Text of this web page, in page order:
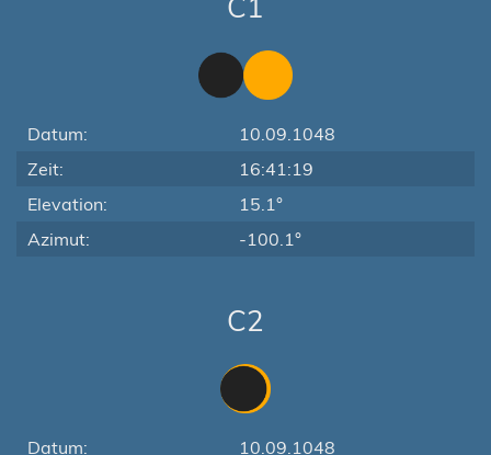
Datum:
10.09.1048
Zeit:
16:41:19
Elevation:
15.1°
Azimut:
-100.1°
C2
Datum: 10.09.1048